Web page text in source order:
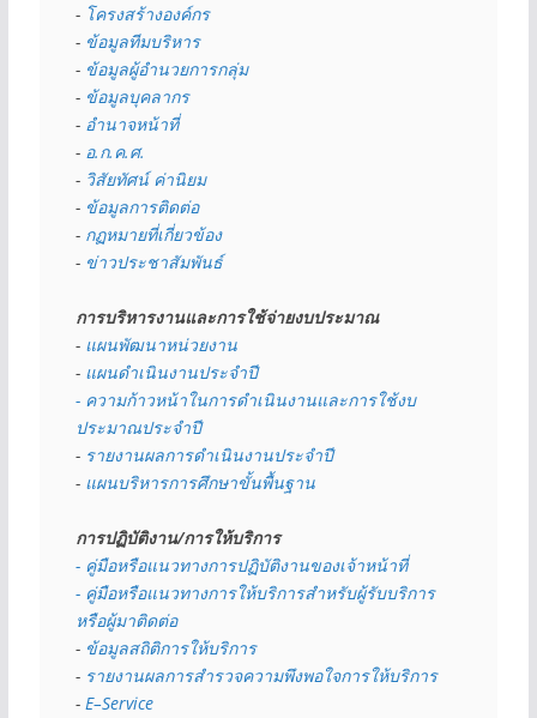
- โครงสร้างองค์กร
- ข้อมูลทีมบริหาร
- ข้อมูลผู้อำนวยการกลุ่ม
- ข้อมูลบุคลากร
- อำนาจหน้าที่
- อ.ก.ค.ศ.
- วิสัยทัศน์ ค่านิยม
- ข้อมูลการติดต่อ
- กฏหมายที่เกี่ยวข้อง
- ข่าวประชาสัมพันธ์
การบริหารงานและการใช้จ่ายงบประมาณ
- แผนพัฒนาหน่วยงาน
- แผนดำเนินงานประจำปี
- ความก้าวหน้าในการดำเนินงานและการใช้งบ
ประมาณประจำปี
- รายงานผลการดำเนินงานประจำปี
- แผนบริหารการศึกษาขั้นพื้นฐาน
การปฏิบัติงาน/การให้บริการ
- คู่มือหรือแนวทางการปฏิบัติงานของเจ้าหน้าที่
- คู่มือหรือแนวทางการให้บริการสำหรับผู้รับบริการ
หรือผู้มาติดต่อ
- ข้อมูลสถิติการให้บริการ
- รายงานผลการสำรวจความพึงพอใจการให้บริการ
- E–Service